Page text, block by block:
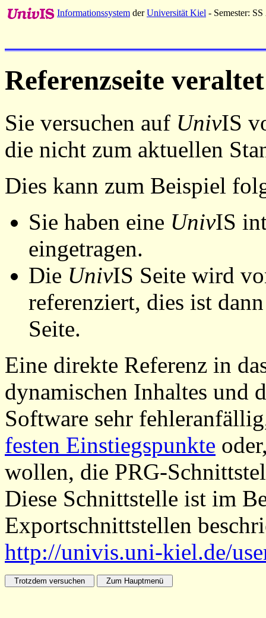
Informationssystem derUniversität Kiel - Semester: SS
Referenzseite veraltet
Sie versuchen auf UnivIS
die nicht zum aktuellen
Dies kann zum Beispiel
Sie haben eine UnivIS
eingetragen.
Die UnivIS Seite wird
referenziert, dies ist
Seite.
Eine direkte Referenz in
dynamischen Inhaltes und
Software sehr
festen Einstiegspunkte
wollen, die PRG-
Diese Schnittstelle ist im
Exportschnittstellen
http://univis.uni-kiel.de/